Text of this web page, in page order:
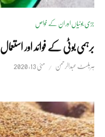
جڑی بوٹیاں اور ان کے خواص
برہمی بوٹی کے فوائد اور استعمال
ہربلسٹ عبدالرحمٰن مئی 13, 2020